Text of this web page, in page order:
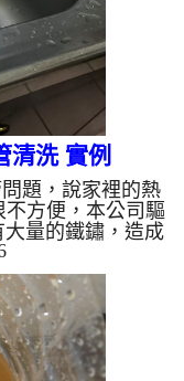
清洗 實例
題，說家裡的熱
方便，本公司驅
量的鐵鏽，造成
本公司迅速架起
一直從水龍頭流
呼怎麼會這麼
， 水管清洗 約兩
快的洗澡了。 清
塞, 熱水忽冷忽